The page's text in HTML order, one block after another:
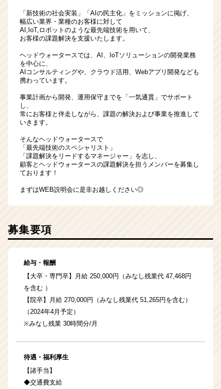
「新技術の社会実装」「AIの民主化」をミッションに掲げ、
幅広い業界・業種のお客様に対して
AI,IoT,ロボットのような最先端技術を用いて、
お客様の課題解決を支援いたします。
ヘッドウォータースでは、AI、IoTソリューションの開発業務
を中心に、
AIコンサルティングや、クラウド活用、Webアプリ開発なども
携わっています。
事業計画から開発、運用保守までを「一気通貫」でサポート
し、
常にお客様と伴走しながら、課題の解決および事業を推進して
いきます。
そんなヘッドウォータースで
「最先端技術のスペシャリスト」
「課題解決をリードするマネージャー」を志し、
顧客とヘッドウォータースの課題解決を担うメンバーを募集し
ております！
まずはWEB説明会に是非お越しください◎
募集要項
給与・報酬
【大卒・専門卒】月給 250,000円（みなし残業代 47,468円
を含む ）
【院卒】月給 270,000円（みなし残業代 51,265円を含む）
（2024年4月予定）
※みなし残業 30時間分/月
待遇・福利厚生
【諸手当】
◆交通費支給